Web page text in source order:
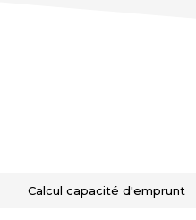
Calcul capacité d'emprunt